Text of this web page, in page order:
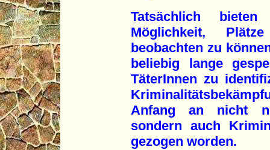
Tatsächlich bieten
Möglichkeit,
beobachten zu
beliebig lange
TäterInnen zu
Anfang an nicht
sondern auch
gezogen worden.